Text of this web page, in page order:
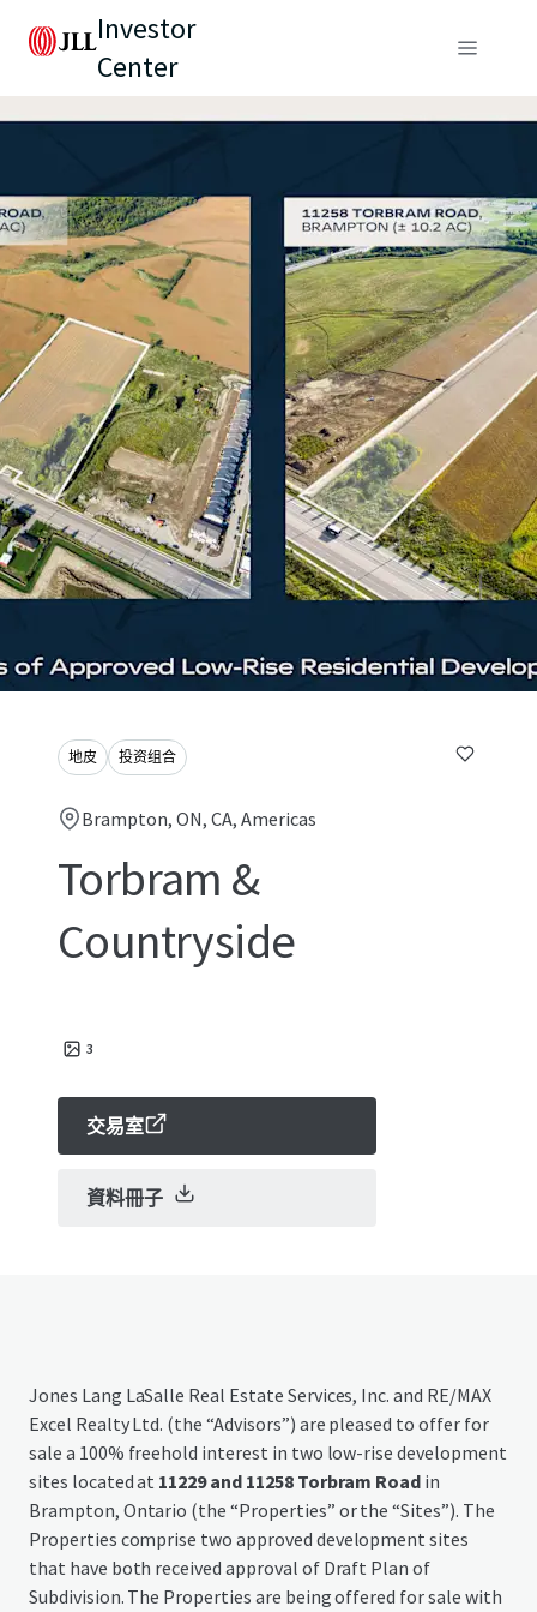
Investor
Center
地皮 投资组合
Brampton, ON, CA, Americas
Torbram &
Countryside
3
交易室
資料冊子
Jones Lang LaSalle Real Estate Services, Inc. and RE/MAX
Excel Realty Ltd. (the “Advisors”) are pleased to offer for
sale a 100% freehold interest in two low-rise development
sites located at 11229 and 11258 Torbram Road in
Brampton, Ontario (the “Properties” or the “Sites”). The
Properties comprise two approved development sites
that have both received approval of Draft Plan of
Subdivision. The Properties are being offered for sale with